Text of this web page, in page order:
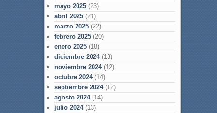
mayo 2025(23)
abril 2025(21)
marzo 2025(22)
febrero 2025(20)
enero 2025(18)
diciembre 2024(13)
noviembre 2024(12)
octubre 2024(14)
septiembre 2024(12)
agosto 2024(14)
julio 2024(13)